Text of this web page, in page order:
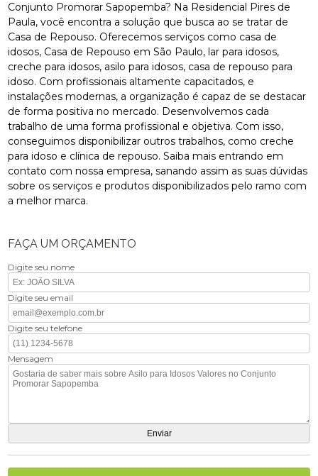
Conjunto Promorar Sapopemba? Na Residencial Pires de
Paula, você encontra a solução que busca ao se tratar de
Casa de Repouso. Oferecemos serviços como casa de
idosos, Casa de Repouso em São Paulo, lar para idosos,
creche para idosos, asilo para idosos, casa de repouso para
idoso. Com profissionais altamente capacitados, e
instalações modernas, a organização é capaz de se destacar
de forma positiva no mercado. Desenvolvemos cada
trabalho de uma forma profissional e objetiva. Com isso,
conseguimos disponibilizar outros trabalhos, como creche
para idoso e clínica de repouso. Saiba mais entrando em
contato com nossa empresa, sanando assim as suas dúvidas
sobre os serviços e produtos disponibilizados pelo ramo com
a melhor marca.
FAÇA UM ORÇAMENTO
Digite seu nome
Digite seu email
Digite seu telefone
Mensagem